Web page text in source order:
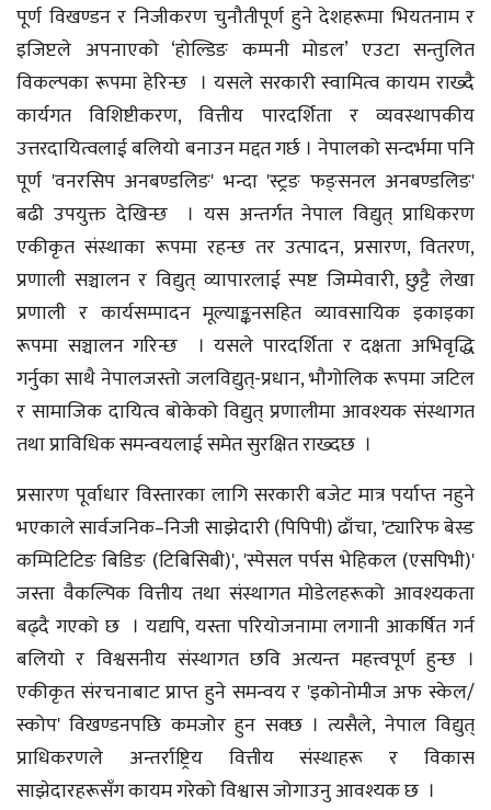
पूर्ण विखण्डन र निजीकरण चुनौतीपूर्ण हुने देशहरूमा भियतनाम र
इजिप्टले अपनाएको ‘होल्डिङ कम्पनी मोडल’ एउटा सन्तुलित
विकल्पका रूपमा हेरिन्छ । यसले सरकारी स्वामित्व कायम राख्दै
कार्यगत विशिष्टीकरण, वित्तीय पारदर्शिता र व्यवस्थापकीय
उत्तरदायित्वलाई बलियो बनाउन मद्दत गर्छ । नेपालको सन्दर्भमा पनि
पूर्ण 'वनरसिप अनबण्डलिङ' भन्दा 'स्ट्रङ फङ्सनल अनबण्डलिङ'
बढी उपयुक्त देखिन्छ । यस अन्तर्गत नेपाल विद्युत् प्राधिकरण
एकीकृत संस्थाका रूपमा रहन्छ तर उत्पादन, प्रसारण, वितरण,
प्रणाली सञ्चालन र विद्युत् व्यापारलाई स्पष्ट जिम्मेवारी, छुट्टै लेखा
प्रणाली र कार्यसम्पादन मूल्याङ्कनसहित व्यावसायिक इकाइका
रूपमा सञ्चालन गरिन्छ । यसले पारदर्शिता र दक्षता अभिवृद्धि
गर्नुका साथै नेपालजस्तो जलविद्युत्-प्रधान, भौगोलिक रूपमा जटिल
र सामाजिक दायित्व बोकेको विद्युत् प्रणालीमा आवश्यक संस्थागत
तथा प्राविधिक समन्वयलाई समेत सुरक्षित राख्दछ ।
प्रसारण पूर्वाधार विस्तारका लागि सरकारी बजेट मात्र पर्याप्त नहुने
भएकाले सार्वजनिक–निजी साझेदारी (पिपिपी) ढाँचा, 'ट्यारिफ बेस्ड
कम्पिटिटिङ बिडिङ (टिबिसिबी)', 'स्पेसल पर्पस भेहिकल (एसपिभी)'
जस्ता वैकल्पिक वित्तीय तथा संस्थागत मोडेलहरूको आवश्यकता
बढ्दै गएको छ । यद्यपि, यस्ता परियोजनामा लगानी आकर्षित गर्न
बलियो र विश्वसनीय संस्थागत छवि अत्यन्त महत्त्वपूर्ण हुन्छ ।
एकीकृत संरचनाबाट प्राप्त हुने समन्वय र 'इकोनोमीज अफ स्केल/
स्कोप' विखण्डनपछि कमजोर हुन सक्छ । त्यसैले, नेपाल विद्युत्
प्राधिकरणले अन्तर्राष्ट्रिय वित्तीय संस्थाहरू र विकास
साझेदारहरूसँग कायम गरेको विश्वास जोगाउनु आवश्यक छ ।